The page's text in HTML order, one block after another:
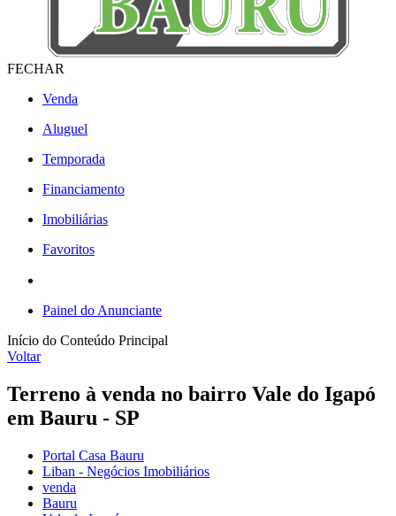
FECHAR
Venda
Aluguel
Temporada
Financiamento
Imobiliárias
Favoritos
Painel do Anunciante
Início do Conteúdo Principal
Voltar
Terreno à venda no bairro Vale do Igapó
em Bauru - SP
Portal Casa Bauru
Liban - Negócios Imobiliários
venda
Bauru